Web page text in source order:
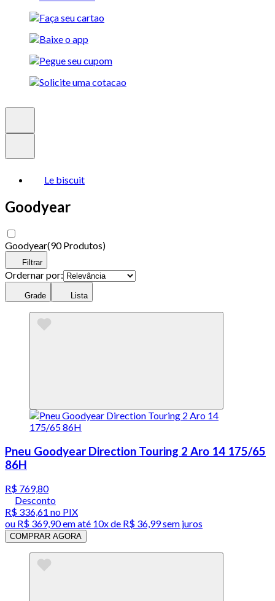
Le biscuit
Goodyear
Goodyear(90 Produtos)
Filtrar
Ordernar por:
Grade Lista
Pneu Goodyear Direction Touring 2 Aro 14 175/65
86H
R$ 769,80
Desconto
R$ 336,61 no PIX
ou R$ 369,90em até 10x de R$ 36,99 sem juros
COMPRAR AGORA